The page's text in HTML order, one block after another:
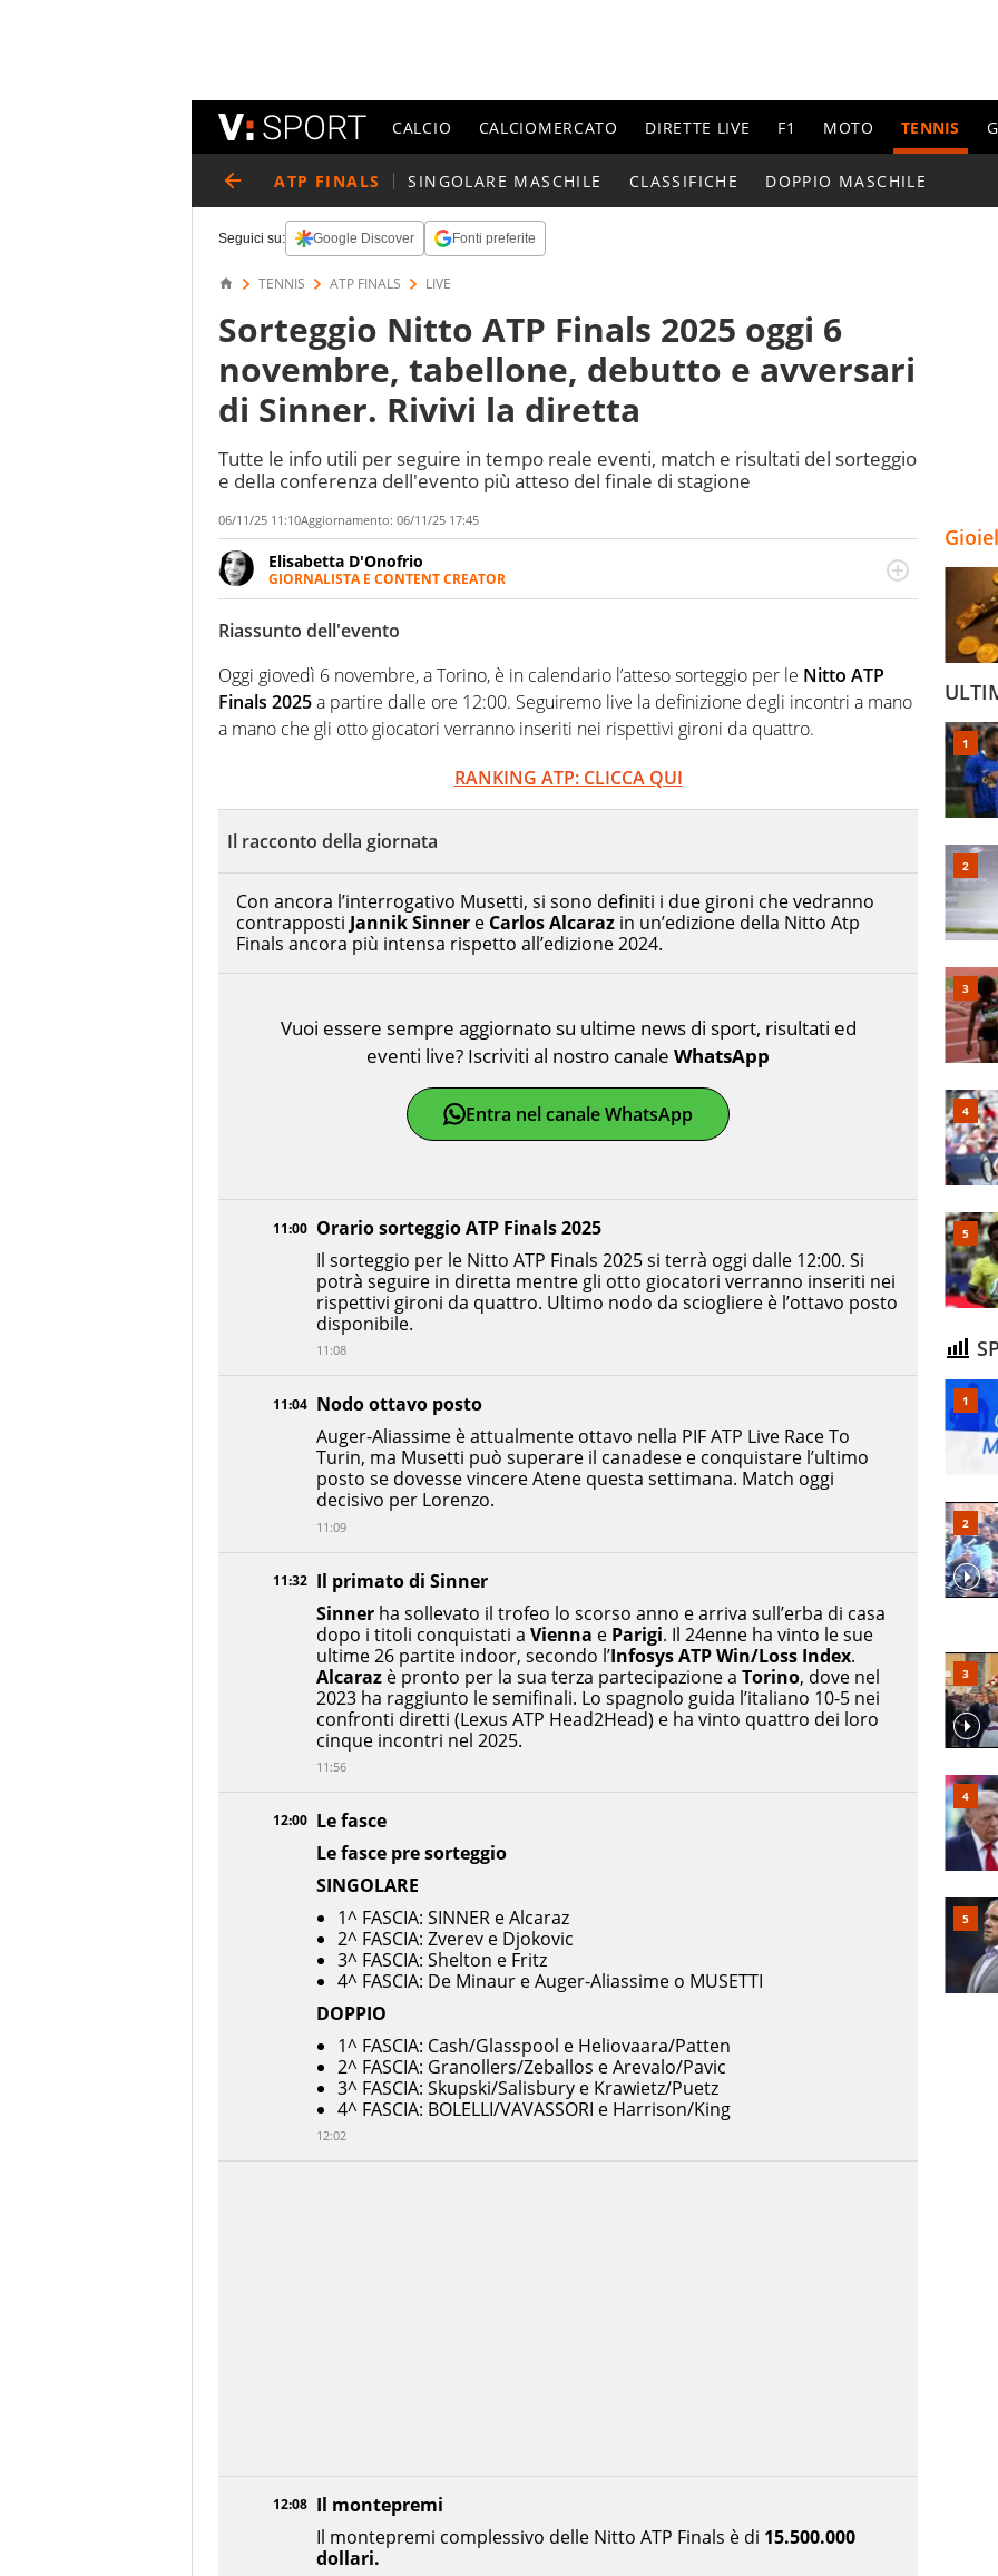
CALCIO CALCIOMERCATO DIRETTE LIVE F1 MOTO TENNIS
ATP FINALS SINGOLARE MASCHILE CLASSIFICHE DOPPIO MASCHILE
Seguici su: Google Discover Fonti preferite
TENNIS ATP FINALS LIVE
Sorteggio Nitto ATP Finals 2025 oggi 6
novembre, tabellone, debutto e avversari
di Sinner. Rivivi la diretta
Tutte le info utili per seguire in tempo reale eventi, match e risultati del sorteggio
e della conferenza dell'evento più atteso del finale di stagione
06/11/25 11:10Aggiornamento: 06/11/25 17:45
Elisabetta D'Onofrio
GIORNALISTA E CONTENT CREATOR
Giornalista professionista dal 2007, scrive per curiosità personale e necessità:
soprattutto di calcio, di sport e dei suoi protagonisti, concedendosi innocenti evasioni
nell'ambito della creazione di format. Un tempo ala destra, oggi si sente a suo agio nel
Riassunto dell'evento
Oggi giovedì 6 novembre, a Torino, è in calendario l’atteso sorteggio per le Nitto ATP
Finals 2025a partire dalle ore 12:00. Seguiremo live la definizione degli incontri a mano
a mano che gli otto giocatori verranno inseriti nei rispettivi gironi da quattro.
RANKING ATP: CLICCA QUI
Il racconto della giornata
Con ancora l’interrogativo Musetti, si sono definiti i due gironi che vedranno
contrapposti Jannik Sinner e Carlos Alcaraz in un’edizione della Nitto Atp
Finals ancora più intensa rispetto all’edizione 2024.
12:08 Il montepremi
Il montepremi complessivo delle Nitto ATP Finals è di 15.500.000
dollari.
12:00 Le fasce
Le fasce pre sorteggio
SINGOLARE
1^ FASCIA: SINNER e Alcaraz
2^ FASCIA: Zverev e Djokovic
3^ FASCIA: Shelton e Fritz
4^ FASCIA: De Minaur e Auger-Aliassime o MUSETTI
DOPPIO
1^ FASCIA: Cash/Glasspool e Heliovaara/Patten
2^ FASCIA: Granollers/Zeballos e Arevalo/Pavic
3^ FASCIA: Skupski/Salisbury e Krawietz/Puetz
4^ FASCIA: BOLELLI/VAVASSORI e Harrison/King
12:02
11:32 Il primato di Sinner
Sinnerha sollevato il trofeo lo scorso anno e arriva sull’erba di casa
dopo i titoli conquistati a Vienna e Parigi. Il 24enne ha vinto le sue
ultime 26 partite indoor, secondo l’Infosys ATP Win/Loss Index.
Alcarazè pronto per la sua terza partecipazione a Torino, dove nel
2023 ha raggiunto le semifinali. Lo spagnolo guida l’italiano 10-5 nei
confronti diretti (Lexus ATP Head2Head) e ha vinto quattro dei loro
cinque incontri nel 2025.
11:56
11:04 Nodo ottavo posto
Auger-Aliassime è attualmente ottavo nella PIF ATP Live Race To
Turin, ma Musetti può superare il canadese e conquistare l’ultimo
posto se dovesse vincere Atene questa settimana. Match oggi
decisivo per Lorenzo.
11:09
11:00 Orario sorteggio ATP Finals 2025
Il sorteggio per le Nitto ATP Finals 2025 si terrà oggi dalle 12:00. Si
potrà seguire in diretta mentre gli otto giocatori verranno inseriti nei
rispettivi gironi da quattro. Ultimo nodo da sciogliere è l’ottavo posto
disponibile.
11:08
Vuoi essere sempre aggiornato su ultime news di sport, risultati ed
eventi live? Iscriviti al nostro canale WhatsApp
Entra nel canale WhatsApp